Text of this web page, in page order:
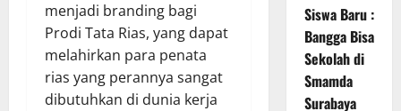
menjadi branding bagi
Prodi Tata Rias, yang dapat
melahirkan para penata
rias yang perannya sangat
dibutuhkan di dunia kerja
Siswa Baru :
Bangga Bisa
Sekolah di
Smamda
Surabaya